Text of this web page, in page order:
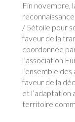
Fin novembre,
/ 5étoile pour
faveur de la
coordonnée
l’association
l’ensemble
faveur de la
et l’adaptation
territoire